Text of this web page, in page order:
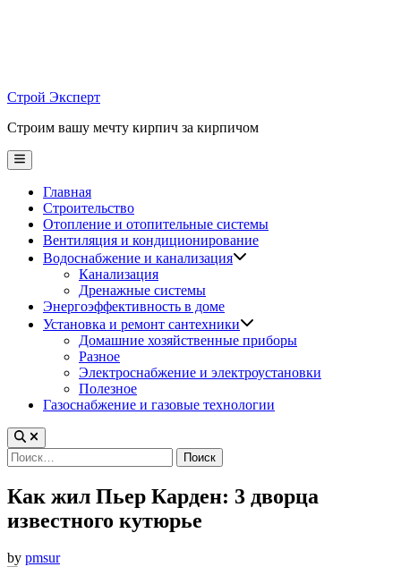
Строй Эксперт
Строим вашу мечту кирпич за кирпичом
Main
Menu
Главная
Строительство
Отопление и отопительные системы
Вентиляция и кондиционирование
Водоснабжение и канализация
Канализация
Дренажные системы
Энергоэффективность в доме
Установка и ремонт сантехники
Домашние хозяйственные приборы
Разное
Электроснабжение и электроустановки
Полезное
Газоснабжение и газовые технологии
Найти:
Как жил Пьер Карден: 3 дворца
известного кутюрье
by pmsur